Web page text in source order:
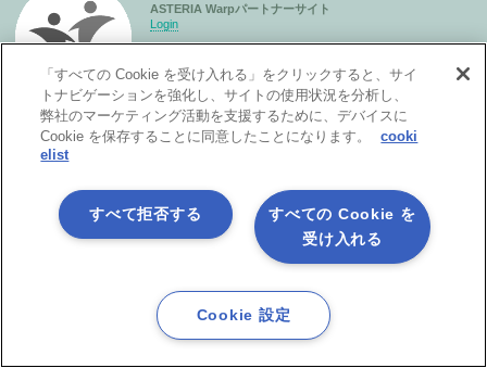
ASTERIA Warpパートナーサイト
Login
ています。
製品サービス
「すべての Cookie を受け入れる」をクリックすると、サイ
トナビゲーションを強化し、サイトの使用状況を分析し、
弊社のマーケティング活動を支援するために、デバイスに
Cookie を保存することに同意したことになります。
cooki
elist
すべての Cookie を
受け入れる
すべて拒否する
Cookie 設定